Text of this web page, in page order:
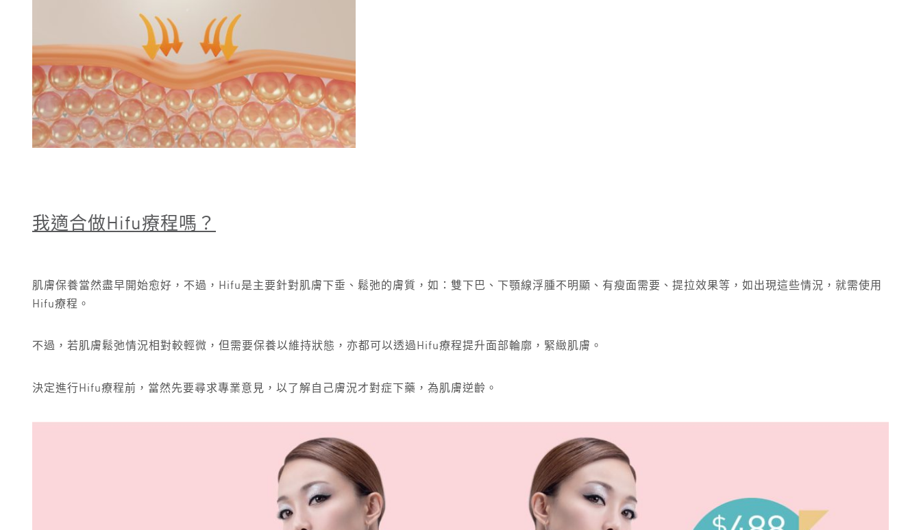
我適合做 Hifu療程嗎？
肌膚保養當然盡早開始愈好，不過，Hifu是主要針對肌膚下垂、鬆弛的膚質，如：雙下巴、下顎線浮腫不明顯、有瘦面需要、提拉效果等，如出現這些情況，就需使用
Hifu療程。
不過，若肌膚鬆弛情況相對較輕微，但需要保養以維持狀態，亦都可以透過Hifu療程提升面部輪廓，緊緻肌膚。
決定進行Hifu療程前，當然先要尋求專業意見，以了解自己膚況才對症下藥，為肌膚逆齡。